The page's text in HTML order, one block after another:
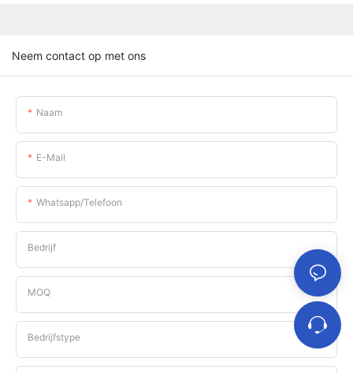
Neem contact op met ons
Naam
E-Mail
Whatsapp/telefoon
Bedrijf
MOQ
Bedrijfstype